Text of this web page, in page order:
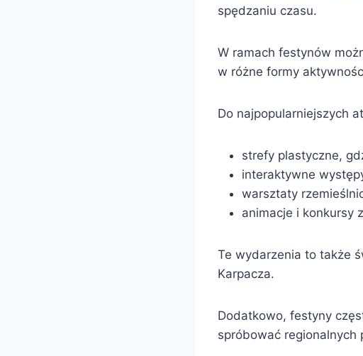
spędzaniu czasu.
W ramach festynów
w różne formy
Do najpopularniejszych
strefy plastyczne,
interaktywne
warsztaty
animacje i konkursy
Te wydarzenia to także
Karpacza.
Dodatkowo, festyny
spróbować regionalnych